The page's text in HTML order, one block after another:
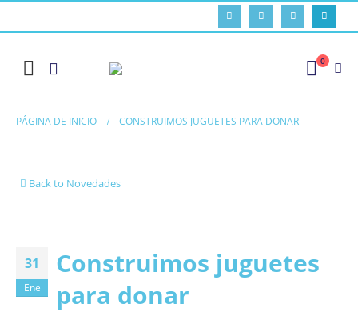
0
PÁGINA DE INICIO CONSTRUIMOS JUGUETES PARA DONAR
Back to Novedades
31
Ene
Construimos juguetes
para donar